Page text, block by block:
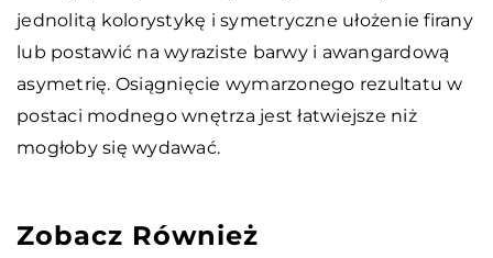
jednolitą kolorystykę i symetryczne ułożenie firany
lub postawić na wyraziste barwy i awangardową
asymetrię. Osiągnięcie wymarzonego rezultatu w
postaci modnego wnętrza jest łatwiejsze niż
mogłoby się wydawać.
Zobacz Również